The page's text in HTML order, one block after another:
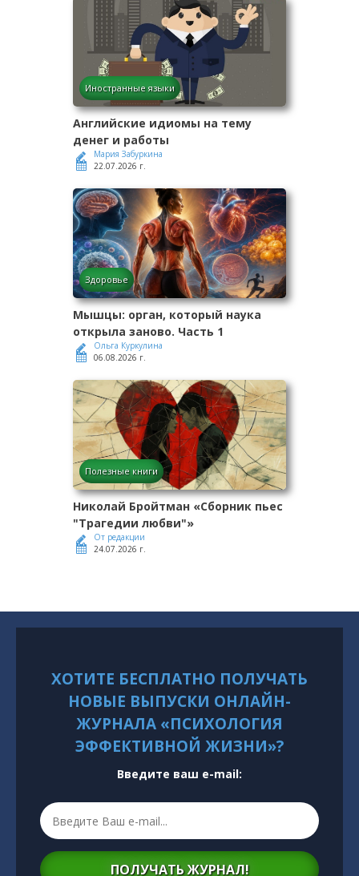
Иностранные языки
Английские идиомы на тему
денег и работы
Мария Забуркина
22.07.2026 г.
Здоровье
Мышцы: орган, который наука
открыла заново. Часть 1
Ольга Куркулина
06.08.2026 г.
Полезные книги
Николай Бройтман «Сборник пьес
"Трагедии любви"»
От редакции
24.07.2026 г.
ХОТИТЕ БЕСПЛАТНО ПОЛУЧАТЬ
НОВЫЕ ВЫПУСКИ ОНЛАЙН-
ЖУРНАЛА «ПСИХОЛОГИЯ
ЭФФЕКТИВНОЙ ЖИЗНИ»?
Введите ваш e-mail:
ПОЛУЧАТЬ ЖУРНАЛ!